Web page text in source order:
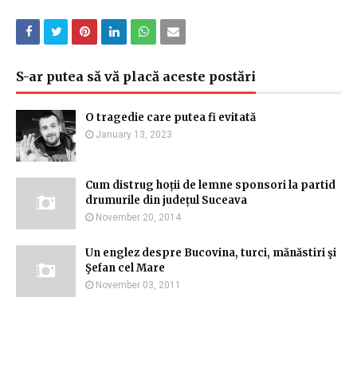
S-ar putea să vă placă aceste postări
O tragedie care putea fi evitată
January 13, 2023
Cum distrug hoții de lemne sponsori la partid
drumurile din județul Suceava
November 20, 2014
Un englez despre Bucovina, turci, mănăstiri şi
Şefan cel Mare
November 03, 2011